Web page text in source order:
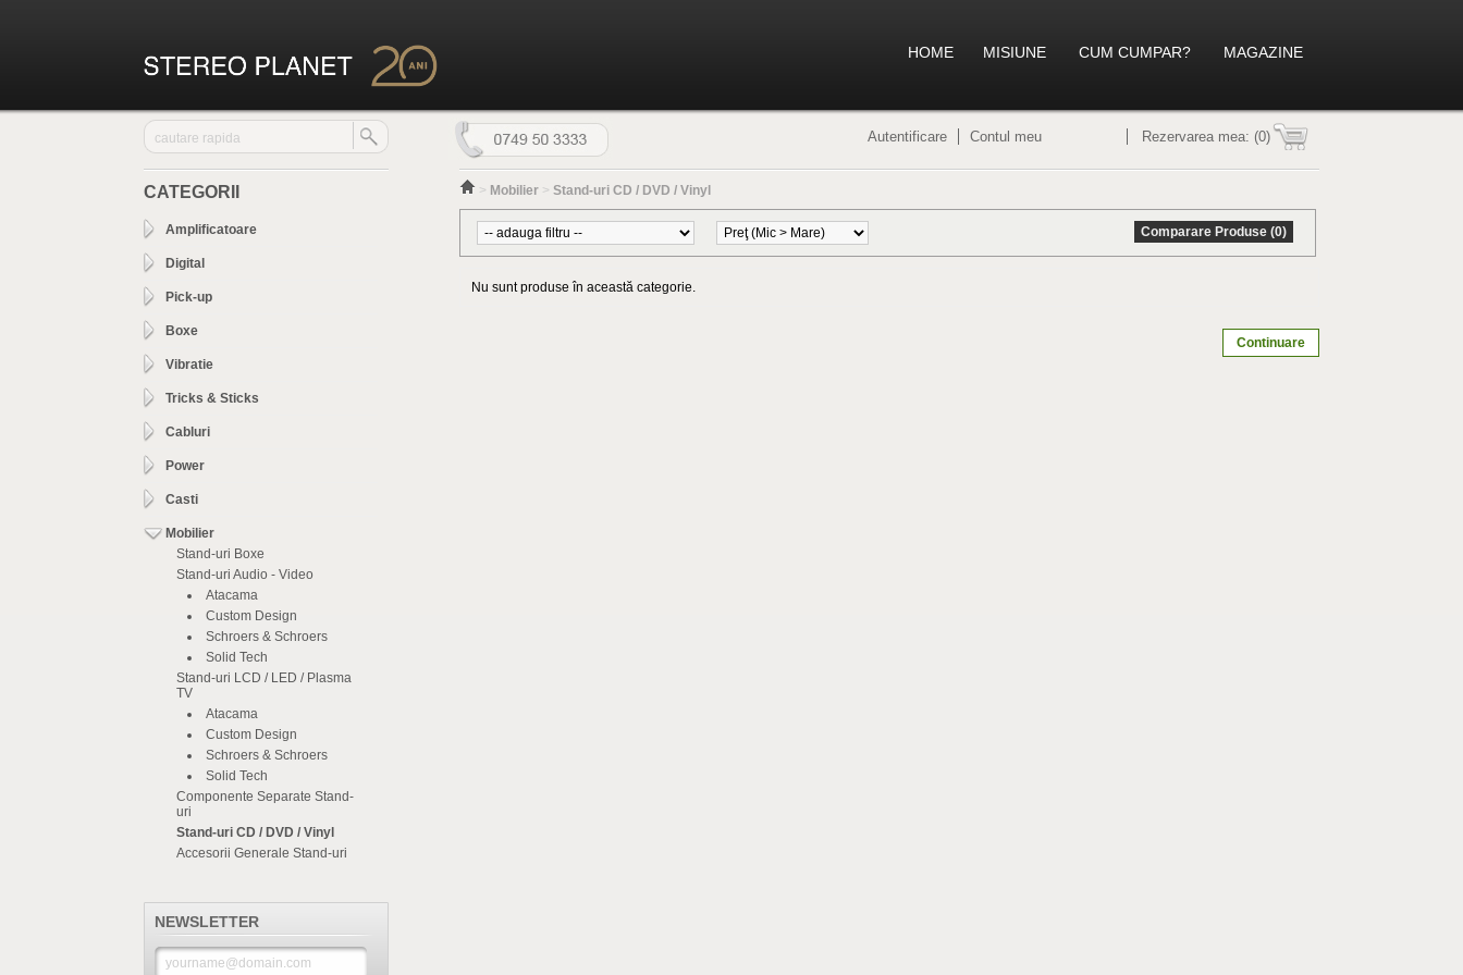
HOME MISIUNE CUM CUMPAR? MAGAZINE
Autentificare Contul meu Rezervarea mea: (0)
CATEGORII
Amplificatoare
Digital
Pick-up
Boxe
Vibratie
Tricks & Sticks
Cabluri
Power
Casti
Mobilier
Stand-uri Boxe
Stand-uri Audio - Video
Atacama
Custom Design
Schroers & Schroers
Solid Tech
Stand-uri LCD / LED / Plasma
TV
Atacama
Custom Design
Schroers & Schroers
Solid Tech
Componente Separate Stand-
uri
Stand-uri CD / DVD / Vinyl
Accesorii Generale Stand-uri
NEWSLETTER
> Mobilier > Stand-uri CD / DVD / Vinyl
Comparare Produse (0)
Nu sunt produse în această categorie.
Continuare